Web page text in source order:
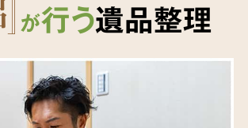
が行う遺品整理